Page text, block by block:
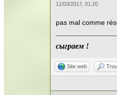
11/03/2017, 01:20
pas mal comme
сыграем !
Site web